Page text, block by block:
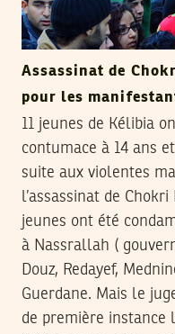
Assassinat de
pour les
11 jeunes de Kélibia
contumace à 14 ans
suite aux violentes
l’assassinat de Chokri
jeunes ont été
à Nassrallah (
Douz, Redayef,
Guerdane. Mais le
de première instance